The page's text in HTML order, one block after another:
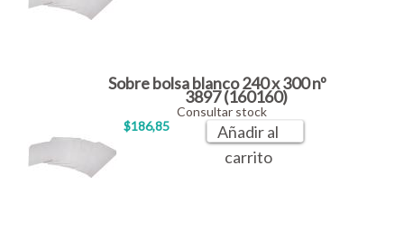
Sobre bolsa blanco 240 x 300 nº
3897 (160160)
$186,85
Consultar stock
Añadir al
carrito